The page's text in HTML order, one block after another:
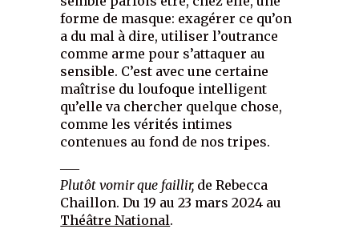
forme de masque: exagérer ce qu’on
a du mal à dire, utiliser l’outrance
comme arme pour s’attaquer au
sensible. C’est avec une certaine
maîtrise du loufoque intelligent
qu’elle va chercher quelque chose,
comme les vérités intimes
contenues au fond de nos tripes.
Plutôt vomir que faillir, de Rebecca
Chaillon. Du 19 au 23 mars 2024 au
Théâtre National.